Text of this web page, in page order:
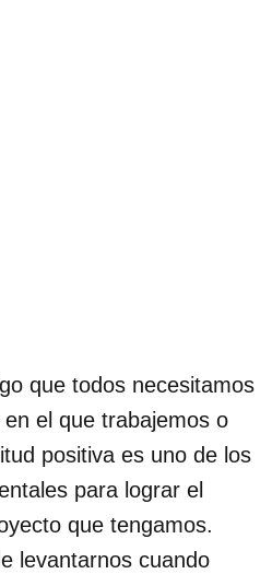
que todos necesitamos
el que trabajemos o
positiva es uno de los
para lograr el
que tengamos.
levantarnos cuando